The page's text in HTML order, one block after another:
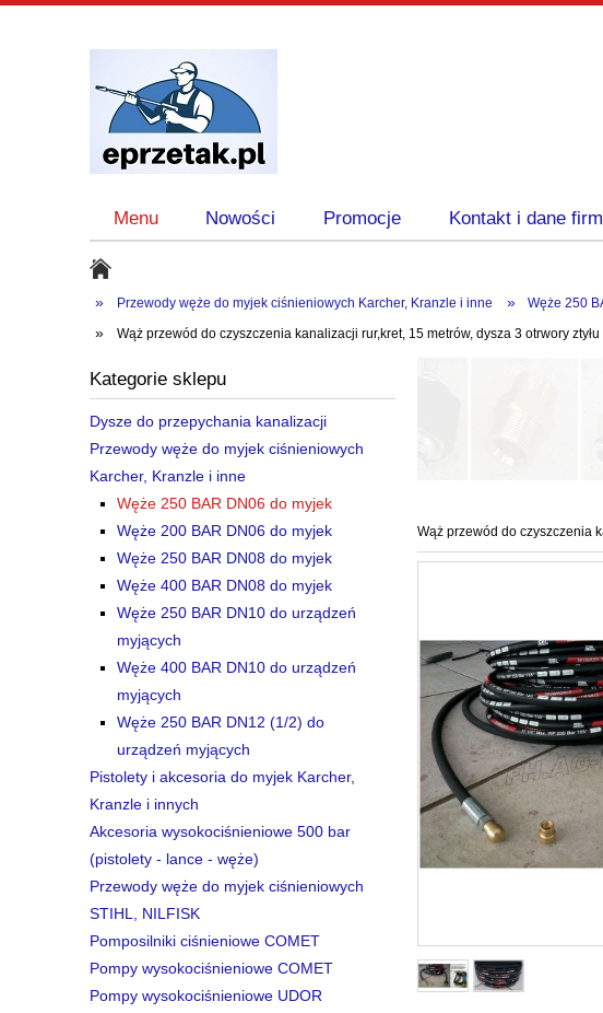
Menu Nowości Promocje Kontakt i dane
» Przewody węże do myjek ciśnieniowych Karcher, Kranzle i inne » Węże 250
» Wąż przewód do czyszczenia kanalizacji rur,kret, 15 metrów, dysza 3 otrwory
Kategorie sklepu
Dysze do przepychania kanalizacji
Przewody węże do myjek ciśnieniowych
Karcher, Kranzle i inne
Węże 250 BAR DN06 do myjek
Węże 200 BAR DN06 do myjek
Węże 250 BAR DN08 do myjek
Węże 400 BAR DN08 do myjek
Węże 250 BAR DN10 do urządzeń
myjących
Węże 400 BAR DN10 do urządzeń
myjących
Węże 250 BAR DN12 (1/2) do
urządzeń myjących
Pistolety i akcesoria do myjek Karcher,
Kranzle i innych
Akcesoria wysokociśnieniowe 500 bar
(pistolety - lance - węże)
Przewody węże do myjek ciśnieniowych
STIHL, NILFISK
Pomposilniki ciśnieniowe COMET
Pompy wysokociśnieniowe COMET
Pompy wysokociśnieniowe UDOR
Wąż przewód do czyszczenia